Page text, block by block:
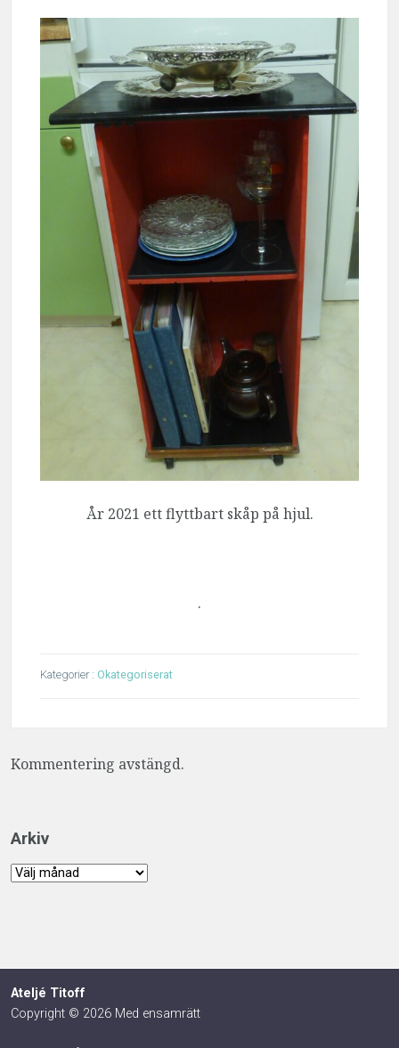
År 2021 ett flyttbart skåp på hjul.
.
Kategorier : Okategoriserat
Kommentering avstängd.
Arkiv
Arkiv
Ateljé Titoff
Copyright © 2026 Med ensamrätt